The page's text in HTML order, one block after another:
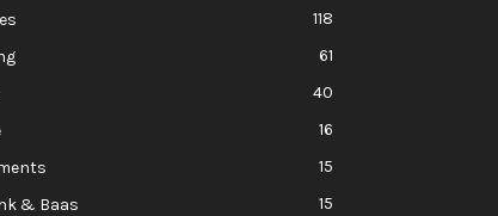
118
61
40
16
15
& Baas
15